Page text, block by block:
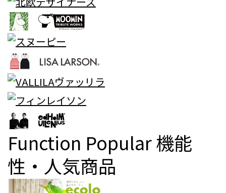
Function Popular機能
性・人気商品